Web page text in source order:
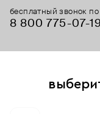
бесплатный звонок
8 800 775⁠-07⁠-19